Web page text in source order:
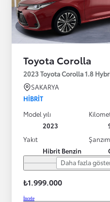
Yeni Hilux Yakında
Haberdar olun
Toyota Corolla
2023 Toyota Corolla 1.8
SAKARYA
HIBRIT
Model yılı
2023
Yakıt
Hibrit Benzin
Daha fazla
₺1.999.000
İncele